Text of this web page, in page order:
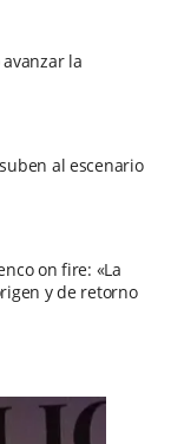
la
al escenario
on fire: «La
y de retorno